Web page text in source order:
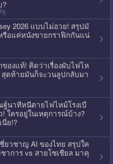
?
ฐ
2026 แบบไม่อวย! สรุปมั
รือแค่หนังขายกราฟิกกันแน่
องแท้! คิดว่าเรื่องผับไฟไห
ดท้ายมันก็จะวนลูปกลับมา
นาทีหนีตายไฟไหม้โรงเบี
ใครอยู่ในเหตุการณ์บ้าง?
นี่ย!?
ยวชาญ AI ของไทย สรุปใค
าการ vs สายโซเชียล มาคุ